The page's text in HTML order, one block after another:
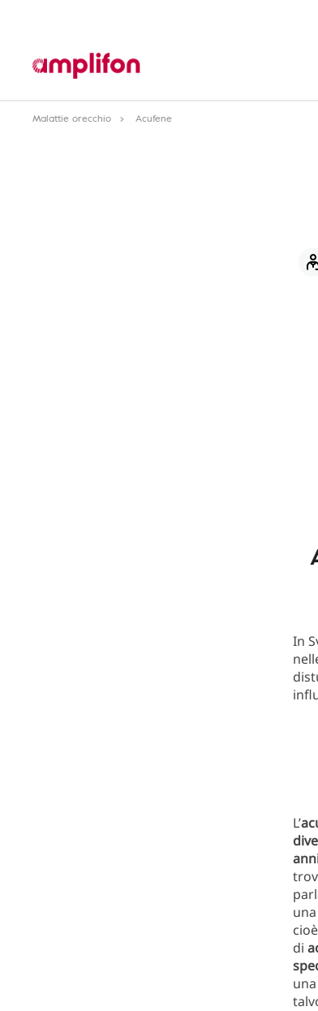
Malattie orecchio Acufene
In
L’
una
cioè
di
una